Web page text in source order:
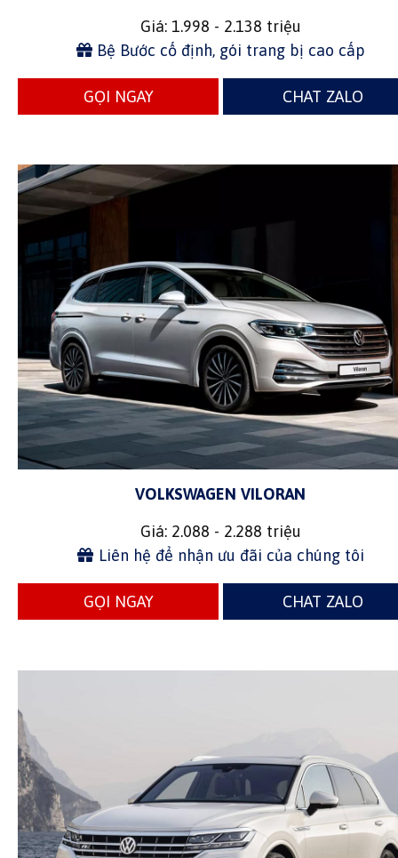
Giá: 1.998 - 2.138 triệu
Bệ Bước cố định, gói trang bị cao cấp
GỌI NGAY CHAT ZALO
VOLKSWAGEN VILORAN
Giá: 2.088 - 2.288 triệu
Liên hệ để nhận ưu đãi của chúng tôi
GỌI NGAY CHAT ZALO